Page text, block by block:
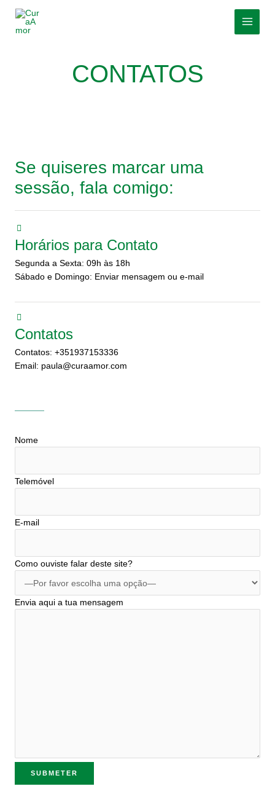
content
CONTATOS
Se quiseres marcar uma
sessão, fala comigo:
Horários para Contato
Segunda a Sexta: 09h às 18h
Sábado e Domingo: Enviar mensagem ou e-mail
Contatos
Contatos: +351937153336
Email: paula@curaamor.com
Nome
Telemóvel
E-mail
Como ouviste falar deste site?
Envia aqui a tua mensagem